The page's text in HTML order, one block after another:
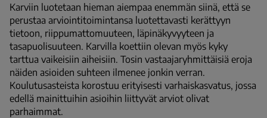
Karviin luotetaan hieman aiempaa enemmän siinä, että se
perustaa arviointitoimintansa luotettavasti kerättyyn
tietoon, riippumattomuuteen, läpinäkyvyyteen ja
tasapuolisuuteen. Karvilla koettiin olevan myös kyky
tarttua vaikeisiin aiheisiin. Tosin vastaajaryhmittäisiä eroja
näiden asioiden suhteen ilmenee jonkin verran.
Koulutusasteista korostuu erityisesti varhaiskasvatus, jossa
edellä mainittuihin asioihin liittyvät arviot olivat
parhaimmat.